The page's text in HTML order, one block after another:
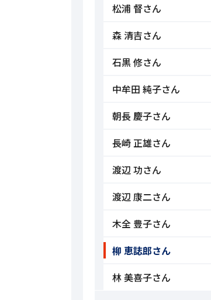
松浦 督さん
森 清吉さん
石黒 修さん
中牟田 純子さん
朝長 慶子さん
長崎 正雄さん
渡辺 功さん
渡辺 康二さん
木全 豊子さん
柳 恵誌郎さん
林 美喜子さん